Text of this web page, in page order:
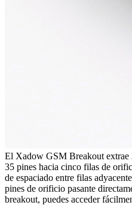
El Xadow GSM Breakout extrae
35 pines hacia cinco filas de
de espaciado entre filas
pines de orificio pasante
breakout, puedes acceder